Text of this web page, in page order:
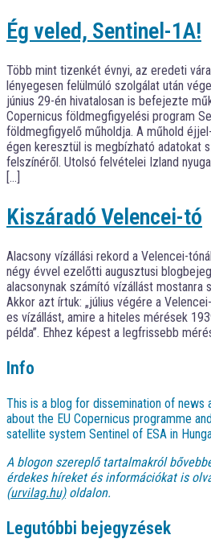
Ég veled, Sentinel-1A!
Több mint tizenkét évnyi, az eredeti
lényegesen felülmúló szolgálat után
június 29-én hivatalosan is befejezte
Copernicus földmegfigyelési program
földmegfigyelő műholdja. A műhold
égen keresztül is megbízható adatokat
felszínéről. Utolsó felvételei Izland
[…]
Kiszáradó Velencei-tó
Alacsony vízállási rekord a Velencei-
négy évvel ezelőtti augusztusi
alacsonynak számító vízállást mostanra
Akkor azt írtuk: „július végére a
es vízállást, amire a hiteles mérések
példa”. Ehhez képest a legfrissebb
Info
This is a blog for dissemination of news
about the EU Copernicus programme
satellite system Sentinel of ESA in
A blogon szereplő tartalmakról
érdekes híreket és információkat is
(urvilag.hu)oldalon.
Legutóbbi bejegyzések